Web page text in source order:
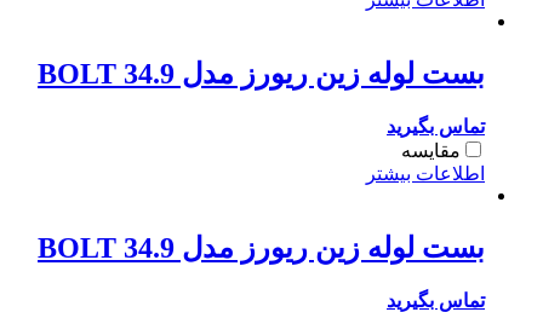
بست لوله زین ریورز مدل BOLT 34.9
تماس بگیرید
مقایسه
اطلاعات بیشتر
بست لوله زین ریورز مدل BOLT 34.9
تماس بگیرید